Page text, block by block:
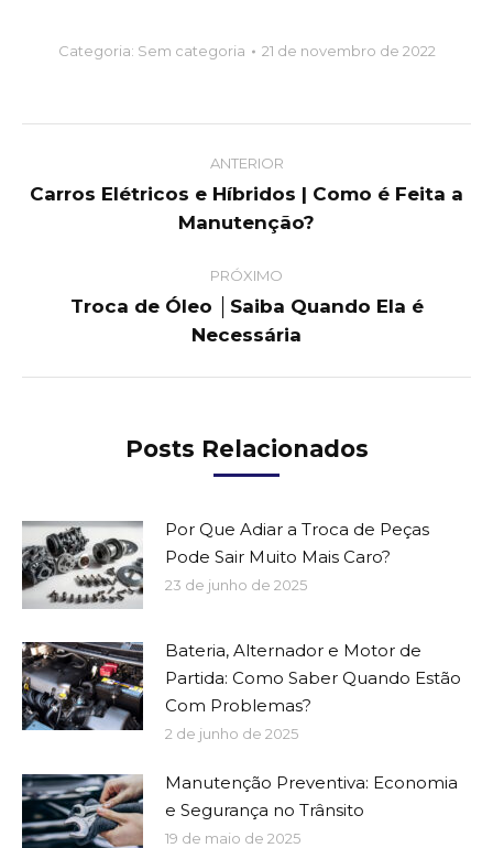
Categoria: Sem categoria 21 de novembro de 2022
navigation
ANTERIOR
Previous
post:
Carros Elétricos e Híbridos | Como é Feita a
Manutenção?
PRÓXIMO
Next
post:
Troca de Óleo │Saiba Quando Ela é
Necessária
Posts Relacionados
Por Que Adiar a Troca de Peças
Pode Sair Muito Mais Caro?
23 de junho de 2025
Bateria, Alternador e Motor de
Partida: Como Saber Quando Estão
Com Problemas?
2 de junho de 2025
Manutenção Preventiva: Economia
e Segurança no Trânsito
19 de maio de 2025